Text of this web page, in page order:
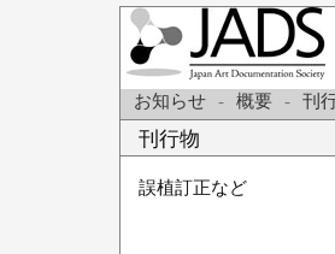
お知らせ - 概要 - 刊
刊行物
誤植訂正など